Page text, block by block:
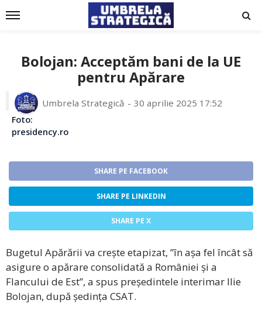
Bolojan: Acceptăm bani de la UE
pentru Apărare
Umbrela Strategică 30 aprilie 2025 17:52
Foto:
presidency.ro
SHARE PE FACEBOOK
SHARE PE LINKEDIN
SHARE PE X
Bugetul Apărării va crește etapizat, ”în așa fel încât să
asigure o apărare consolidată a României și a
Flancului de Est”, a spus președintele interimar Ilie
Bolojan, după ședința CSAT.